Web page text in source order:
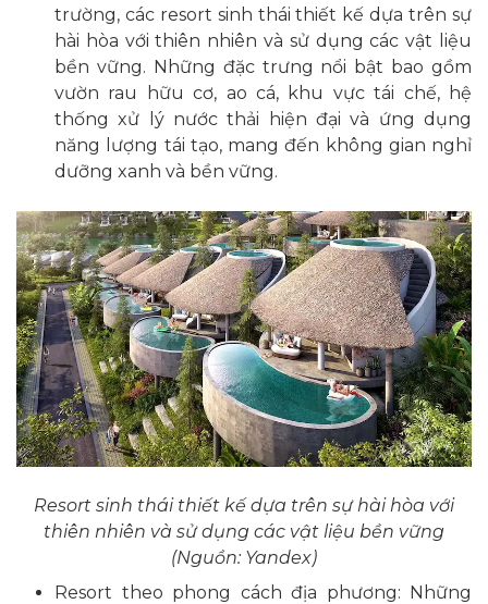
trường, các resort sinh thái thiết kế dựa trên sự
hài hòa với thiên nhiên và sử dụng các vật liệu
bền vững. Những đặc trưng nổi bật bao gồm
vườn rau hữu cơ, ao cá, khu vực tái chế, hệ
thống xử lý nước thải hiện đại và ứng dụng
năng lượng tái tạo, mang đến không gian nghỉ
dưỡng xanh và bền vững.
Resort sinh thái thiết kế dựa trên sự hài hòa với
thiên nhiên và sử dụng các vật liệu bền vững
(Nguồn: Yandex)
Resort theo phong cách địa phương: Những